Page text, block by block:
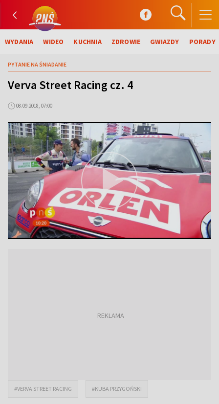
WYDANIA WIDEO KUCHNIA ZDROWIE GWIAZDY PORADY
PYTANIE NA ŚNIADANIE
Verva Street Racing cz. 4
08.09.2018, 07:00
#VERVA STREET RACING #KUBA PRZYGOŃSKI